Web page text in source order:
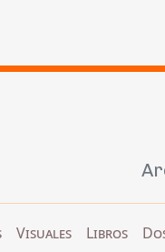
Visuales Libros